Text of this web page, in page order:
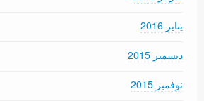
يناير 2016
ديسمبر 2015
نوفمبر 2015